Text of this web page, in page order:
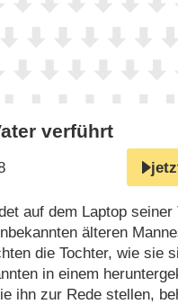
verführt
auf dem Laptop seiner
älteren
die Tochter, wie sie
in einem
ihn zur Rede stellen,